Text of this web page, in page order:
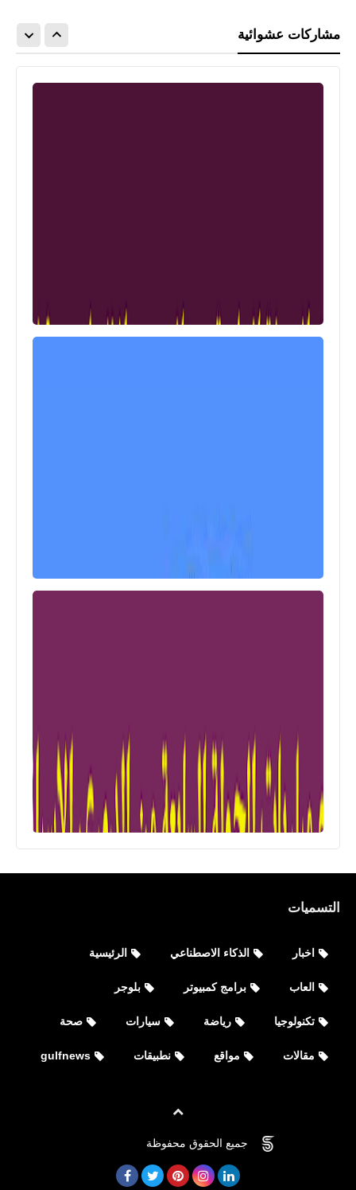
مشاركات عشوائية
برنامج استعادة الملفات المحذوفة
التسميات
اخبار الذكاء الاصطناعي الرئيسية
العاب برامج كمبيوتر بلوجر
تكنولوجيا رياضة سيارات صحة
مقالات مواقع نطبيقات gulfnews
جميع الحقوق محفوظة